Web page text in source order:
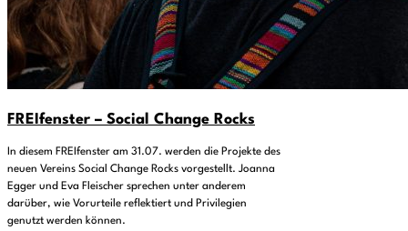
FREIfenster – Social Change Rocks
In diesem FREIfenster am 31.07. werden die Projekte des
neuen Vereins Social Change Rocks vorgestellt. Joanna
Egger und Eva Fleischer sprechen unter anderem
darüber, wie Vorurteile reflektiert und Privilegien
genutzt werden können.